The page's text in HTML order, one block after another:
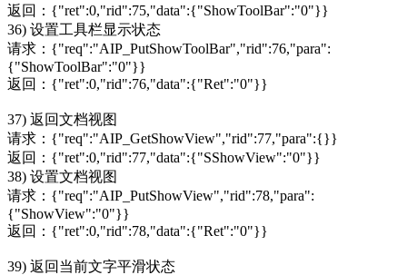
返回：{"ret":0,"rid":75,"data":{"ShowToolBar":"0"}}
36) 设置工具栏显示状态
请求：{"req":"AIP_PutShowToolBar","rid":76,"para":
{"ShowToolBar":"0"}}
返回：{"ret":0,"rid":76,"data":{"Ret":"0"}}
37) 返回文档视图
请求：{"req":"AIP_GetShowView","rid":77,"para":{}}
返回：{"ret":0,"rid":77,"data":{"SShowView":"0"}}
38) 设置文档视图
请求：{"req":"AIP_PutShowView","rid":78,"para":
{"ShowView":"0"}}
返回：{"ret":0,"rid":78,"data":{"Ret":"0"}}
39) 返回当前文字平滑状态